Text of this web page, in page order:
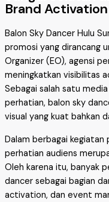
Brand Activation
Balon Sky Dancer Hulu
promosi yang dirancang
Organizer (EO), agensi
meningkatkan visibilitas
Sebagai salah satu
perhatian, balon sky
visual yang kuat bahkan
Dalam berbagai
perhatian audiens
Oleh karena itu, banyak
dancer sebagai bagian
activation, dan event